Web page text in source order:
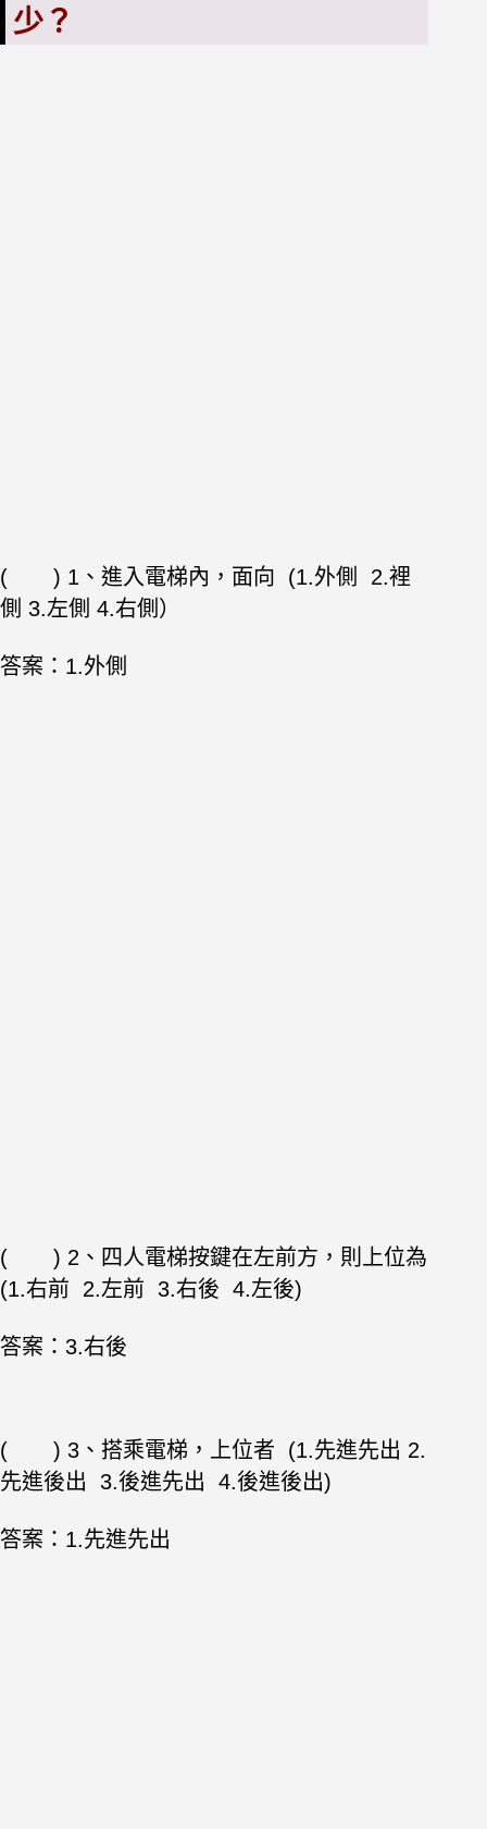
少？
( ) 1、進入電梯內，面向 (1.外側 2.裡
側 3.左側 4.右側）
答案： 1.外側
( ) 2、四人電梯按鍵在左前方，則上位為
(1.右前 2.左前 3.右後 4.左後)
答案：3.右後
( ) 3 、搭乘電梯，上位者 (1.先進先出 2.
先進後出 3.後進先出 4.後進後出)
答案： 1.先進先出